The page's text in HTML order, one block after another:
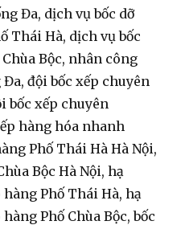
Đa, dịch vụ bốc dỡ
Thái Hà, dịch vụ bốc
Bộc, nhân công
đội bốc xếp chuyên
bốc xếp chuyên
hàng hóa nhanh
Phố Thái Hà Hà Nội,
Bộc Hà Nội, hạ
Phố Thái Hà, hạ
Phố Chùa Bộc, bốc